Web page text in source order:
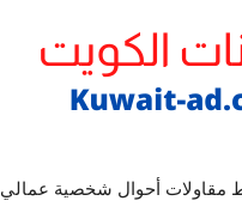
مقاولات أحوال شخصية عمالي